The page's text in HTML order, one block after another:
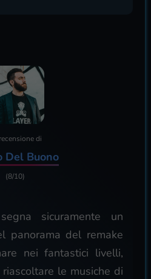
di
Del Buono
(8/10)
sicuramente un
panorama del remake
nei fantastici livelli,
le musiche di